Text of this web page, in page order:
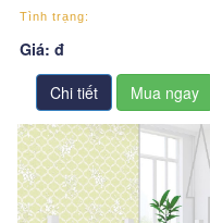
Tình trạng:
Giá: đ
Chi tiết